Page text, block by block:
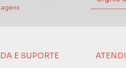
E SUPORTE